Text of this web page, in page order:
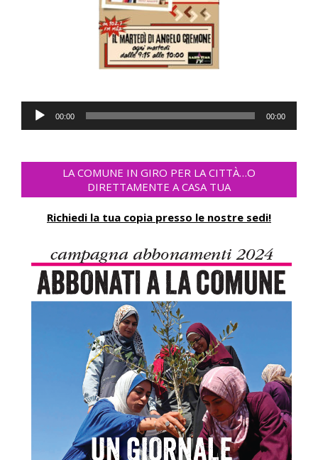
Audio
Player
00:00 00:00
LA COMUNE IN GIRO PER LA CITTÀ…O
DIRETTAMENTE A CASA TUA
Richiedi la tua copia presso le nostre sedi!